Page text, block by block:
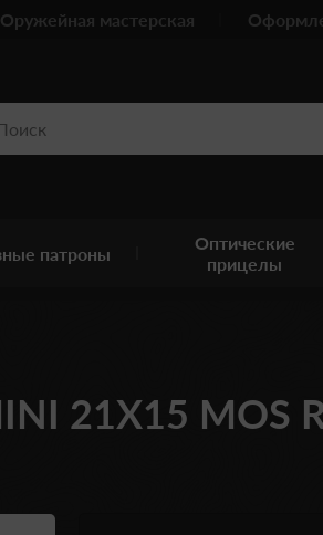
Оружейная мастерская
патроны
Оптические
прицелы
21X15 MOS